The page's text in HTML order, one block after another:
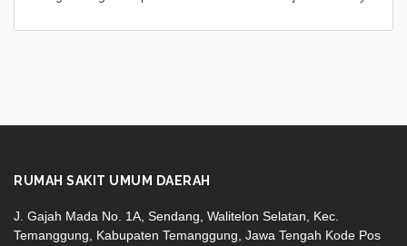
RUMAH SAKIT UMUM DAERAH
J. Gajah Mada No. 1A, Sendang, Walitelon Selatan, Kec.
Temanggung, Kabupaten Temanggung, Jawa Tengah Kode Pos